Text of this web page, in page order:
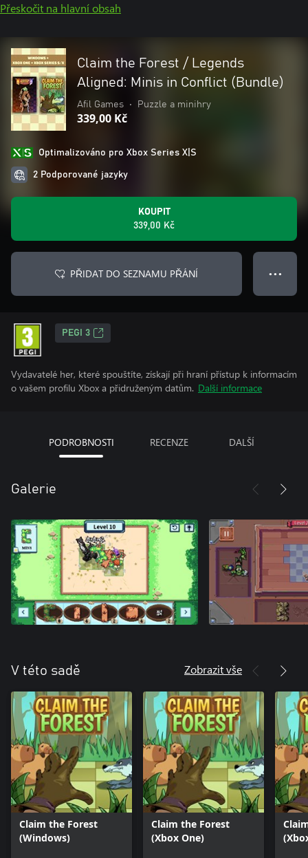
Přeskočit na hlavní obsah
Claim the Forest / Legends
Aligned: Minis in Conflict (Bundle)
Afil Games • Puzzle a minihry
339,00 Kč
Optimalizováno pro Xbox Series X|S
2 Podporované jazyky
KOUPIT
339,00 Kč
PŘIDAT DO SEZNAMU PŘÁNÍ ● ● ●
PEGI 3
Vydavatelé her, které spouštíte, získají při hraní přístup k informacím
o vašem profilu Xbox a přidruženým datům. Další informace
PODROBNOSTI RECENZE DALŠÍ
Galerie
V této sadě Zobrazit vše
Claim the Forest
(Windows)
Claim the Forest
(Xbox One)